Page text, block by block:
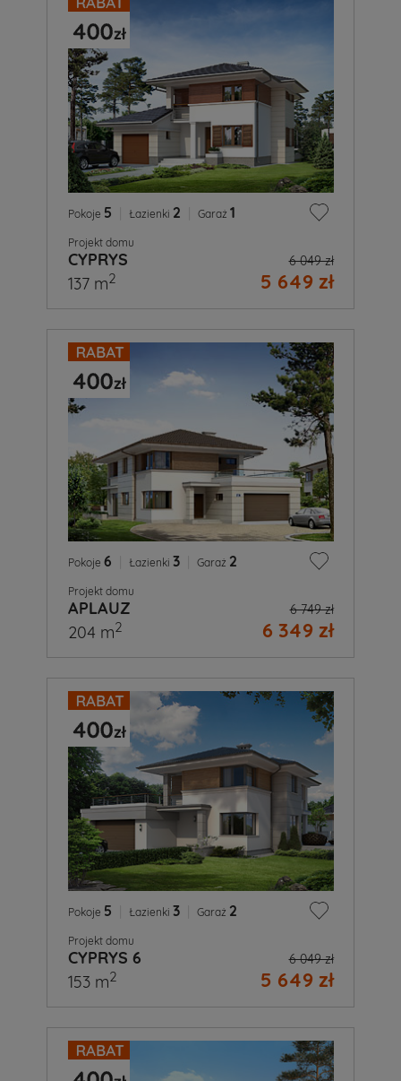
Pokoje 5 Łazienki 2 Garaż 1
Projekt domu
CYPRYS 6 049 zł
5 649 zł
137 m2
Pokoje 6 Łazienki 3 Garaż 2
Projekt domu
APLAUZ 6 749 zł
6 349 zł
204 m2
Pokoje 5 Łazienki 3 Garaż 2
Projekt domu
CYPRYS 6 6 049 zł
5 649 zł
153 m2